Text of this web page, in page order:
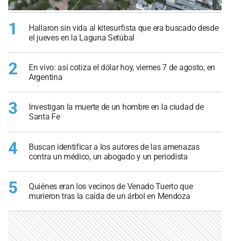
1
Hallaron sin vida al kitesurfista que era buscado desde
el jueves en la Laguna Setúbal
2
En vivo: así cotiza el dólar hoy, viernes 7 de agosto, en
Argentina
3
Investigan la muerte de un hombre en la ciudad de
Santa Fe
4
Buscan identificar a los autores de las amenazas
contra un médico, un abogado y un periodista
5
Quiénes eran los vecinos de Venado Tuerto que
murieron tras la caída de un árbol en Mendoza